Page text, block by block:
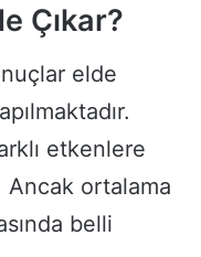
Çıkar?
elde
etkenlere
Ancak ortalama
belli